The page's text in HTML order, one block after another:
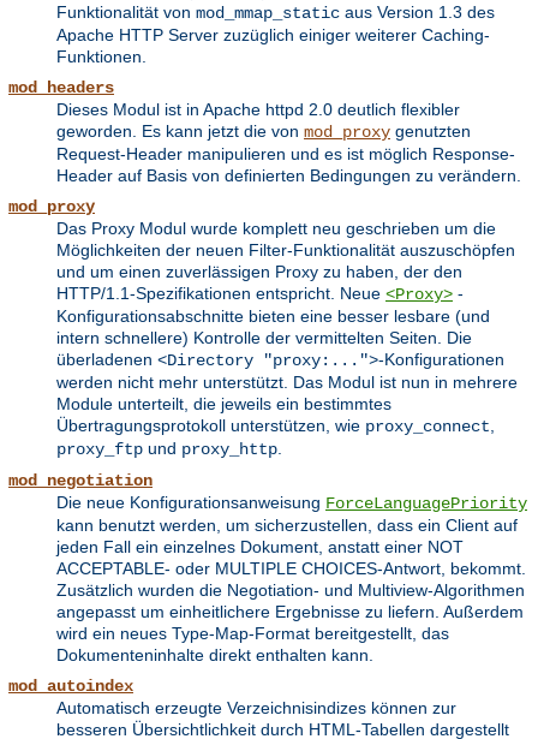
Funktionalität von mod_mmap_static aus Version 1.3 des
Apache HTTP Server zuzüglich einiger weiterer Caching-
Funktionen.
mod_headers
Dieses Modul ist in Apache httpd 2.0 deutlich flexibler
geworden. Es kann jetzt die von mod_proxy genutzten
Request-Header manipulieren und es ist möglich Response-
Header auf Basis von definierten Bedingungen zu verändern.
mod_proxy
Das Proxy Modul wurde komplett neu geschrieben um die
Möglichkeiten der neuen Filter-Funktionalität auszuschöpfen
und um einen zuverlässigen Proxy zu haben, der den
HTTP/1.1-Spezifikationen entspricht. Neue <Proxy> -
Konfigurationsabschnitte bieten eine besser lesbare (und
intern schnellere) Kontrolle der vermittelten Seiten. Die
überladenen <Directory "proxy:...">-Konfigurationen
werden nicht mehr unterstützt. Das Modul ist nun in mehrere
Module unterteilt, die jeweils ein bestimmtes
Übertragungsprotokoll unterstützen, wie proxy_connect,
proxy_ftp und proxy_http.
mod_negotiation
Die neue Konfigurationsanweisung ForceLanguagePriority
kann benutzt werden, um sicherzustellen, dass ein Client auf
jeden Fall ein einzelnes Dokument, anstatt einer NOT
ACCEPTABLE- oder MULTIPLE CHOICES-Antwort, bekommt.
Zusätzlich wurden die Negotiation- und Multiview-Algorithmen
angepasst um einheitlichere Ergebnisse zu liefern. Außerdem
wird ein neues Type-Map-Format bereitgestellt, das
Dokumenteninhalte direkt enthalten kann.
mod_autoindex
Automatisch erzeugte Verzeichnisindizes können zur
besseren Übersichtlichkeit durch HTML-Tabellen dargestellt